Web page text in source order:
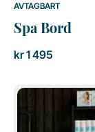
AVTAGBART
Spa Bord
kr1 495